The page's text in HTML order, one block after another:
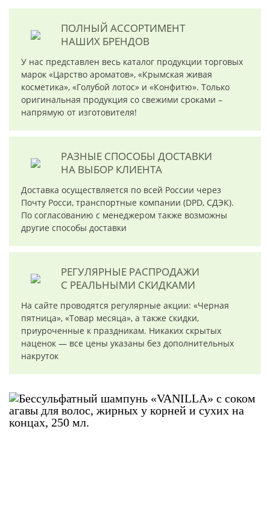
ПОЛНЫЙ АССОРТИМЕНТ
НАШИХ БРЕНДОВ
У нас представлен весь каталог продукции торговых
марок «Царство ароматов», «Крымская живая
косметика», «Голубой лотос» и «Конфитю». Только
оригинальная продукция со свежими сроками –
напрямую от изготовителя!
РАЗНЫЕ СПОСОБЫ ДОСТАВКИ
НА ВЫБОР КЛИЕНТА
Доставка осуществляется по всей России через
Почту Росси, транспортные компании (DPD, СДЭК).
По согласованию с менеджером также возможны
другие способы доставки
РЕГУЛЯРНЫЕ РАСПРОДАЖИ
С РЕАЛЬНЫМИ СКИДКАМИ
На сайте проводятся регулярные акции: «Черная
пятница», «Товар месяца», а также скидки,
приуроченные к праздникам. Никаких скрытых
наценок — все цены указаны без дополнительных
накруток